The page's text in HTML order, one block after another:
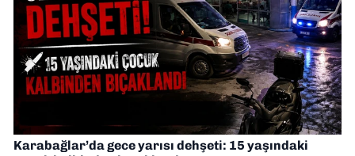
Karabağlar’da gece yarısı dehşeti: 15 yaşındaki